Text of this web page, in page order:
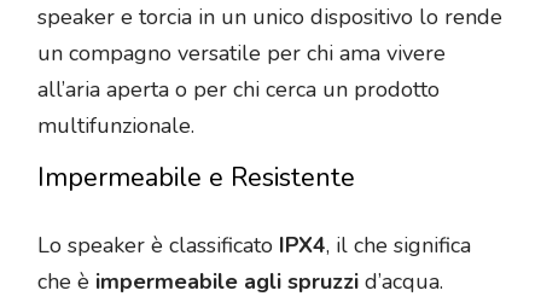
speaker e torcia in un unico dispositivo lo rende
un compagno versatile per chi ama vivere
all’aria aperta o per chi cerca un prodotto
multifunzionale.
Impermeabile e Resistente
Lo speaker è classificato IPX4, il che significa
che è impermeabile agli spruzzi d’acqua.